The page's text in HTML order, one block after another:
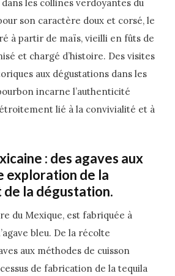
les collines verdoyantes du
son caractère doux et corsé, le
à partir de maïs, vieilli en fûts de
et chargé d’histoire. Des visites
aux dégustations dans les
incarne l’authenticité
lié à la convivialité et à
: des agaves aux
exploration de la
la dégustation.
du Mexique, est fabriquée à
bleu. De la récolte
aux méthodes de cuisson
de fabrication de la tequila